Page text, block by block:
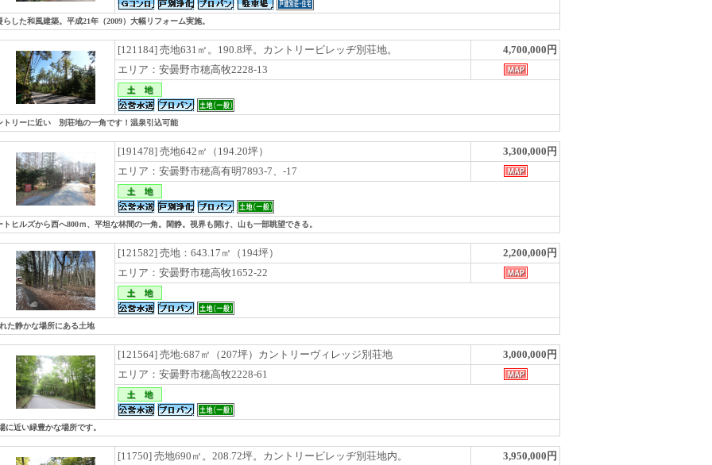
らした和風建築。平成21年（2009）大幅リフォーム実施。
[121184] 売地631㎡。190.8坪。カントリービレッヂ別荘地。
4,700,000円
エリア：安曇野市穂高牧2228-13
トリーに近い 別荘地の一角です！温泉引込可能
[191478] 売地642㎡（194.20坪）
3,300,000円
エリア：安曇野市穂高有明7893-7、-17
ヒルズから西へ800ｍ、平坦な林間の一角。閑静。視界も開け、山も一部眺望できる。
[121582] 売地：643.17㎡（194坪）
2,200,000円
エリア：安曇野市穂高牧1652-22
た静かな場所にある土地
[121564] 売地:687㎡（207坪）カントリーヴィレッジ別荘地
3,000,000円
エリア：安曇野市穂高牧2228-61
に近い緑豊かな場所です。
[11750] 売地690㎡。208.72坪。カントリービレッヂ別荘地内。
3,950,000円